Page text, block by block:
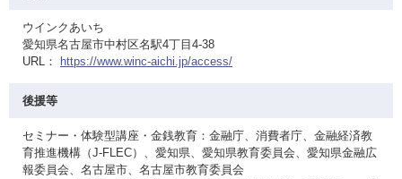
ウインクあいち
愛知県名古屋市中村区名駅4丁目4-38
URL：
https://www.winc-aichi.jp/access/
後援等
セミナー・体験型講座・金銭教育：金融庁、消費者庁、金融経済教
育推進機構（J-FLEC）、愛知県、愛知県教育委員会、愛知県金融広
報委員会、名古屋市、名古屋市教育委員会